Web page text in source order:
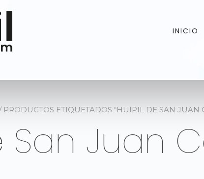
INICIO
PRODUCTOS ETIQUETADOS “HUIPIL DE SAN JUAN
San Juan